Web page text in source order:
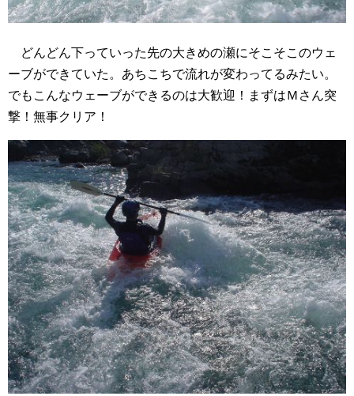
どんどん下っていった先の大きめの瀬にそこそこのウェ
ーブができていた。あちこちで流れが変わってるみたい。
でもこんなウェーブができるのは大歓迎！まずはＭさん突
撃！無事クリア！